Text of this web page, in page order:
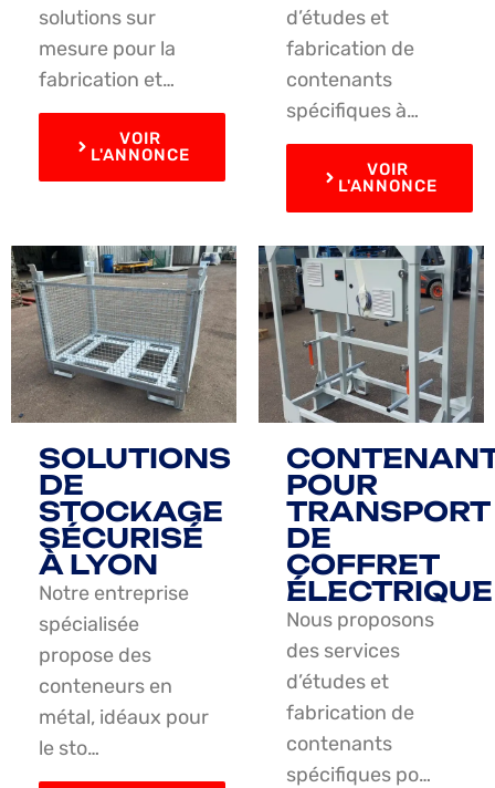
solutions sur
mesure pour la
fabrication et…
VOIR
L'ANNONCE
d’études et
fabrication de
contenants
spécifiques à…
VOIR
L'ANNONCE
SOLUTIONS
DE
STOCKAGE
SÉCURISÉ
À LYON
Notre entreprise
spécialisée
propose des
conteneurs en
métal, idéaux pour
le sto…
POUR
TRANSPORT
DE
COFFRET
ÉLECTRIQUE
Nous proposons
des services
d’études et
fabrication de
contenants
spécifiques po…